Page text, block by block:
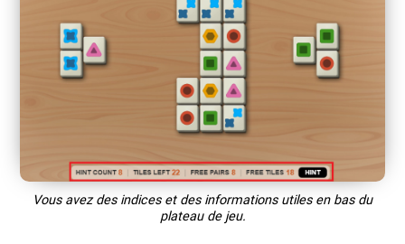
Vous avez des indices et des informations utiles en bas du
plateau de jeu.